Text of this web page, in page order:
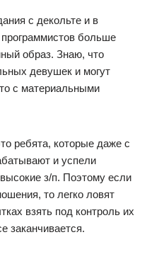
с декольте и в
больше
образ. Знаю, что
девушек и могут
с материальными
ребята, которые даже с
и успели
з/п. Поэтому если
то легко ловят
взять под контроль их
заканчивается.